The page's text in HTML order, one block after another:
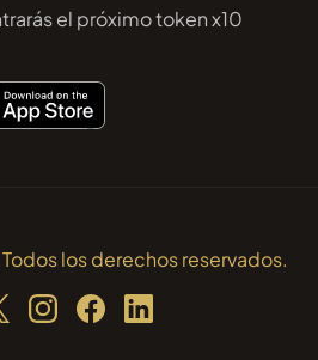
el próximo token x10
los derechos reservados.